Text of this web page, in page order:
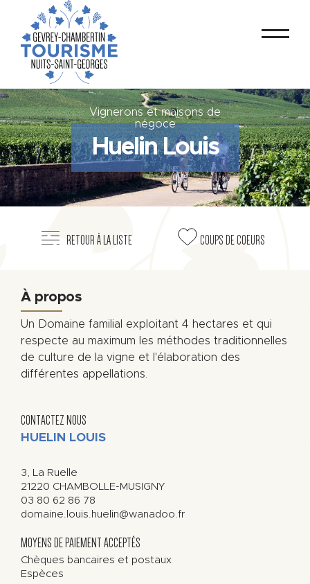
Vignerons et maisons de
négoce
Huelin Louis
RETOUR À LA LISTE COUPS DE COEURS
À propos
Un Domaine familial exploitant 4 hectares et qui
respecte au maximum les méthodes traditionnelles
de culture de la vigne et l'élaboration des
différentes appellations.
CONTACTEZ NOUS
HUELIN LOUIS
3, La Ruelle
21220 CHAMBOLLE-MUSIGNY
03 80 62 86 78
domaine.louis.huelin@wanadoo.fr
MOYENS DE PAIEMENT ACCEPTÉS
Chèques bancaires et postaux
Espèces